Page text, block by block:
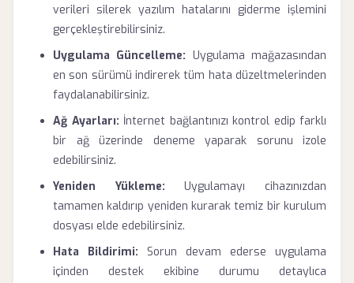
verileri silerek yazılım hatalarını giderme işlemini
gerçekleştirebilirsiniz.
Uygulama Güncelleme: Uygulama mağazasından
en son sürümü indirerek tüm hata düzeltmelerinden
faydalanabilirsiniz.
Ağ Ayarları: İnternet bağlantınızı kontrol edip farklı
bir ağ üzerinde deneme yaparak sorunu izole
edebilirsiniz.
Yeniden Yükleme: Uygulamayı cihazınızdan
tamamen kaldırıp yeniden kurarak temiz bir kurulum
dosyası elde edebilirsiniz.
Hata Bildirimi: Sorun devam ederse uygulama
içinden destek ekibine durumu detaylıca